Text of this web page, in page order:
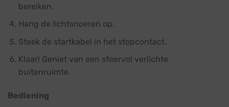
bereiken.
Hang de lichtsnoeren op.
Steek de startkabel in het stopcontact.
Klaar! Geniet van een sfeervol verlichte
buitenruimte.
Bediening